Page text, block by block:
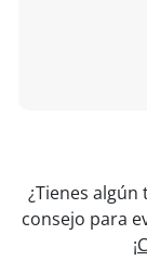
¿Tienes
consejo para